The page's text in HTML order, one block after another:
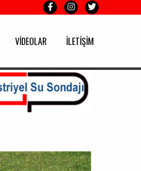
VİDEOLAR İLETİŞİM